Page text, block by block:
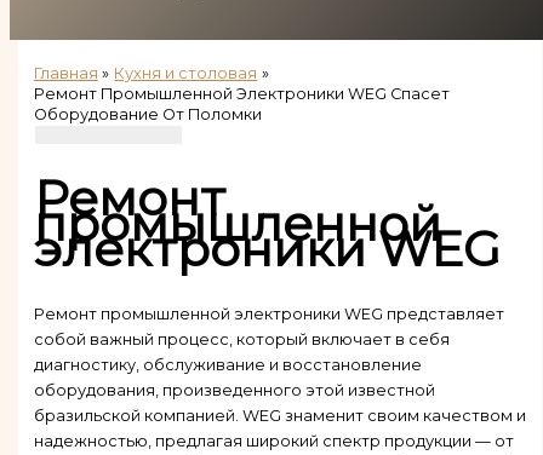
Главная
Кухня и столовая
Ремонт Промышленной Электроники WEG Спасет
Оборудование От Поломки
Ремонт
промышленной
электроники WEG
Ремонт промышленной электроники WEG представляет
собой важный процесс, который включает в себя
диагностику, обслуживание и восстановление
оборудования, произведенного этой известной
бразильской компанией. WEG знаменит своим качеством и
надежностью, предлагая широкий спектр продукции — от